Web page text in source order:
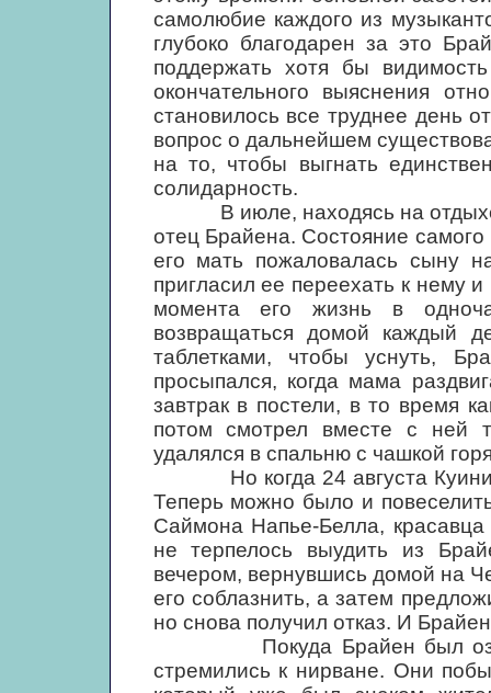
самолюбие каждого из
глубоко благодарен за это
поддержать хотя бы
окончательного выяснения
становилось все труднее день
вопрос о дальнейшем
на то, чтобы выгнать
солидарность.
В июле, находясь на отдыхе
отец Брайена. Состояние
его мать пожаловалась сыну
пригласил ее переехать к нему
момента его жизнь в
возвращаться домой каждый
таблетками, чтобы уснуть,
просыпался, когда мама
завтрак в постели, в то время
потом смотрел вместе с ней
удалялся в спальню с чашкой
Но когда 24 августа Куини
Теперь можно было и
Саймона Напье-Белла,
не терпелось выудить из
вечером, вернувшись домой на
его соблазнить, а затем
но снова получил отказ. И
Покуда Брайен был
стремились к нирване. Они